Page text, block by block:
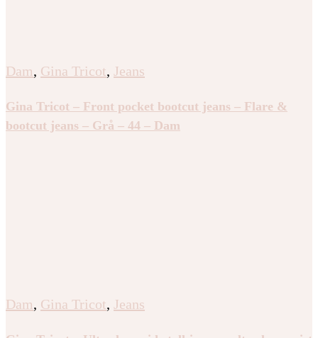
Dam, Gina Tricot, Jeans
Gina Tricot – Front pocket bootcut jeans – Flare &
bootcut jeans – Grå – 44 – Dam
Dam, Gina Tricot, Jeans